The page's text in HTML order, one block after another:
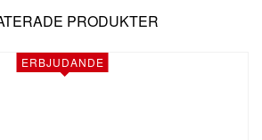
PRODUKTER
ERBJUDANDE